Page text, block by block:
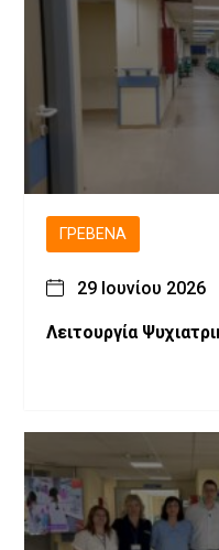
ΓΡΕΒΕΝΆ
29 Ιουνίου 2026
Λειτουργία